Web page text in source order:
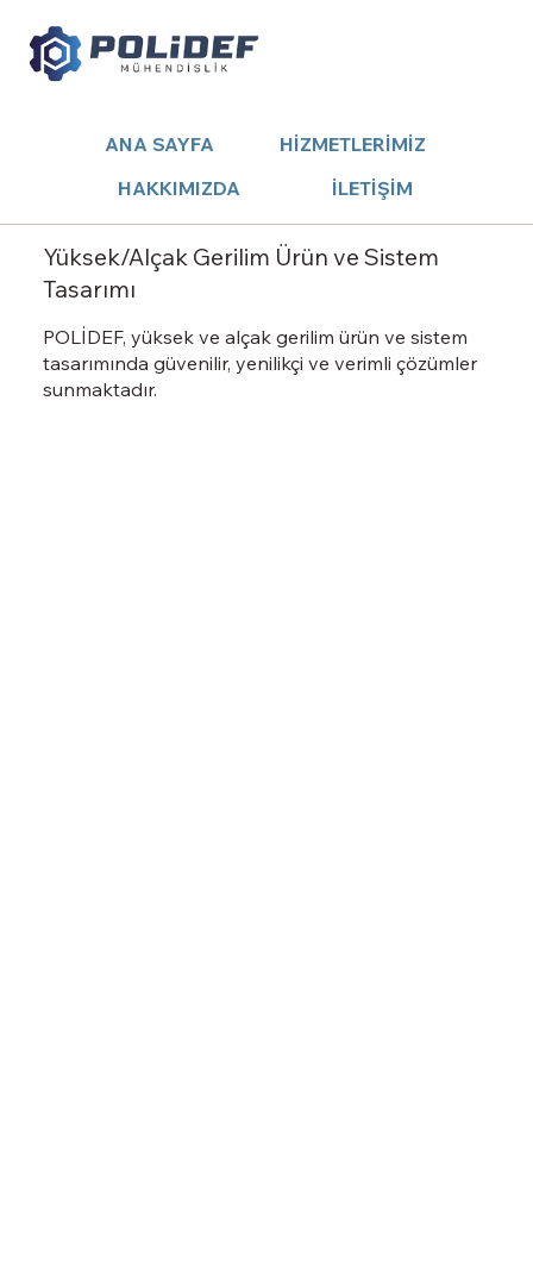
ANA SAYFA
HİZMETLERİMİZ
HAKKIMIZDA
İLETİŞİM
Yüksek/Alçak Gerilim Ürün ve Sistem
Tasarımı
POLİDEF, yüksek ve alçak gerilim ürün ve sistem
tasarımında güvenilir, yenilikçi ve verimli çözümler
sunmaktadır.